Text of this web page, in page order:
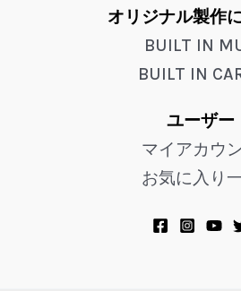
オリジナル製作
BUILT IN
BUILT IN
ユーザー
マイアカウ
お気に入り